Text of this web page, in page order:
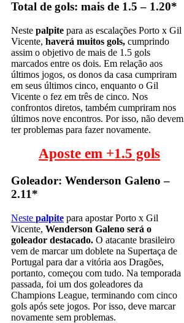
Total de gols: mais de 1.5 – 1.20*
Neste palpite para as escalações Porto x Gil
Vicente, haverá muitos gols, cumprindo
assim o objetivo de mais de 1.5 gols
marcados entre os dois. Em relação aos
últimos jogos, os donos da casa cumpriram
em seus últimos cinco, enquanto o Gil
Vicente o fez em três de cinco. Nos
confrontos diretos, também cumpriram nos
últimos nove encontros. Por isso, não devem
ter problemas para fazer novamente.
Aposte em +1.5 gols
Goleador: Wenderson Galeno –
2.11*
Neste palpite para apostar Porto x Gil
Vicente, Wenderson Galeno será o
goleador destacado. O atacante brasileiro
vem de marcar um doblete na Supertaça de
Portugal para dar a vitória aos Dragões,
portanto, começou com tudo. Na temporada
passada, foi um dos goleadores da
Champions League, terminando com cinco
gols após sete jogos. Por isso, deve marcar
novamente sem problemas.